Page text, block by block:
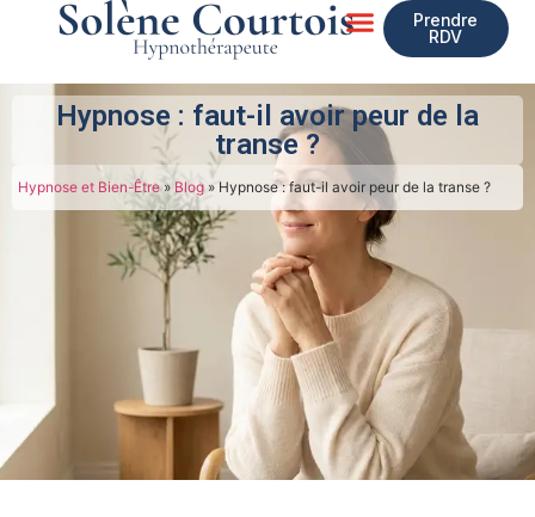
Prendre
RDV
Hypnose : faut-il avoir peur de la
transe ?
Hypnose et Bien-Être» Blog » Hypnose : faut-il avoir peur de la transe ?